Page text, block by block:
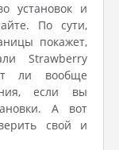
установок и
По сути,
покажет,
Strawberry
ли вообще
если вы
А вот
свой и